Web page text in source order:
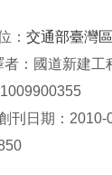
： 交通部臺灣
者：國道新建工
刊日期：2010-